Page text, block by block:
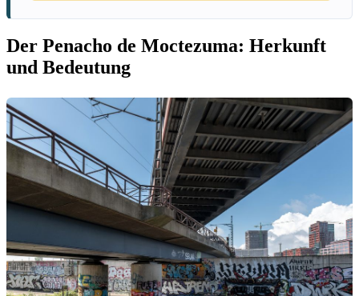
Der Penacho de Moctezuma: Herkunft
und Bedeutung